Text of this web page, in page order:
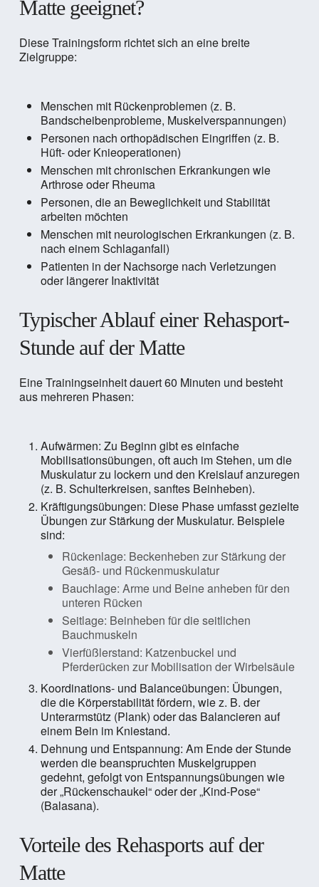
Matte geeignet?
Diese Trainingsform richtet sich an eine breite
Zielgruppe:
Menschen mit Rückenproblemen (z. B.
Bandscheibenprobleme, Muskelverspannungen)
Personen nach orthopädischen Eingriffen (z. B.
Hüft- oder Knieoperationen)
Menschen mit chronischen Erkrankungen wie
Arthrose oder Rheuma
Personen, die an Beweglichkeit und Stabilität
arbeiten möchten
Menschen mit neurologischen Erkrankungen (z. B.
nach einem Schlaganfall)
Patienten in der Nachsorge nach Verletzungen
oder längerer Inaktivität
Typischer Ablauf einer Rehasport-
Stunde auf der Matte
Eine Trainingseinheit dauert 60 Minuten und besteht
aus mehreren Phasen:
Aufwärmen: Zu Beginn gibt es einfache
Mobilisationsübungen, oft auch im Stehen, um die
Muskulatur zu lockern und den Kreislauf anzuregen
(z. B. Schulterkreisen, sanftes Beinheben).
Kräftigungsübungen: Diese Phase umfasst gezielte
Übungen zur Stärkung der Muskulatur. Beispiele
sind:
Rückenlage: Beckenheben zur Stärkung der
Gesäß- und Rückenmuskulatur
Bauchlage: Arme und Beine anheben für den
unteren Rücken
Seitlage: Beinheben für die seitlichen
Bauchmuskeln
Vierfüßlerstand: Katzenbuckel und
Pferderücken zur Mobilisation der Wirbelsäule
Koordinations- und Balanceübungen: Übungen,
die die Körperstabilität fördern, wie z. B. der
Unterarmstütz (Plank) oder das Balancieren auf
einem Bein im Kniestand.
Dehnung und Entspannung: Am Ende der Stunde
werden die beanspruchten Muskelgruppen
gedehnt, gefolgt von Entspannungsübungen wie
der „Rückenschaukel“ oder der „Kind-Pose“
(Balasana).
Vorteile des Rehasports auf der
Matte